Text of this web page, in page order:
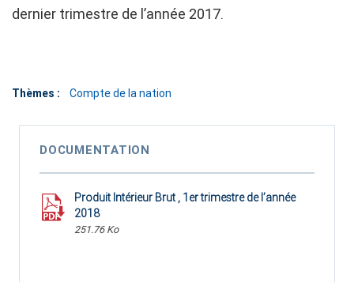
dernier trimestre de l’année 2017.
Thèmes : Compte de la nation
DOCUMENTATION
Produit Intérieur Brut , 1er trimestre de l’année
2018
251.76 Ko